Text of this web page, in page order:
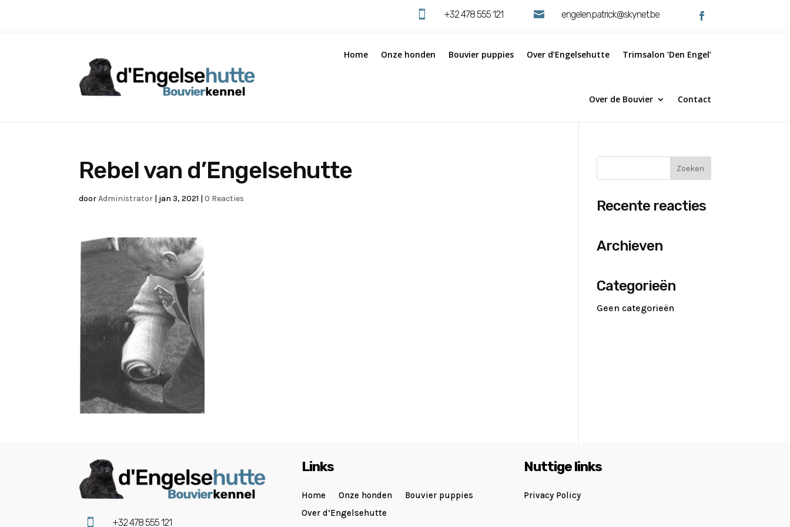
 +32 478 555 121  engelen.patrick@skynet.be
Home Onze honden Bouvier puppies Over d’Engelsehutte Trimsalon ‘Den Engel’
Over de Bouvier Contact
Rebel van d’Engelsehutte
doorAdministrator | jan 3, 2021 |0 Reacties Recente reacties
Archieven
Categorieën
Geen categorieën
 +32 478 555 121
Links
Home Onze honden
Bouvier puppies
Over d’Engelsehutte
Nuttige links
Privacy Policy